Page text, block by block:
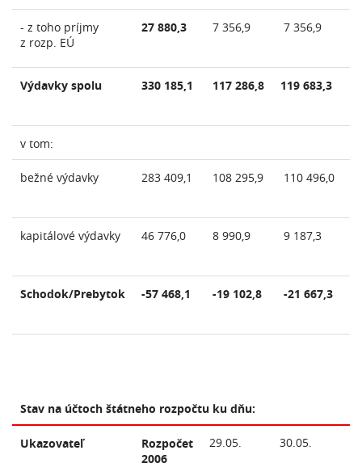
- z toho príjmy
z rozp. EÚ
27 880,3 7 356,9 7 356,9
Výdavky spolu 330 185,1 117 286,8 119 683,3
v tom:
bežné výdavky 283 409,1 108 295,9 110 496,0
kapitálové výdavky 46 776,0 8 990,9 9 187,3
Schodok/Prebytok -57 468,1 -19 102,8 -21 667,3
Stav na účtoch štátneho rozpočtu ku dňu:
Ukazovateľ
Rozpočet
2006
29.05. 30.05.